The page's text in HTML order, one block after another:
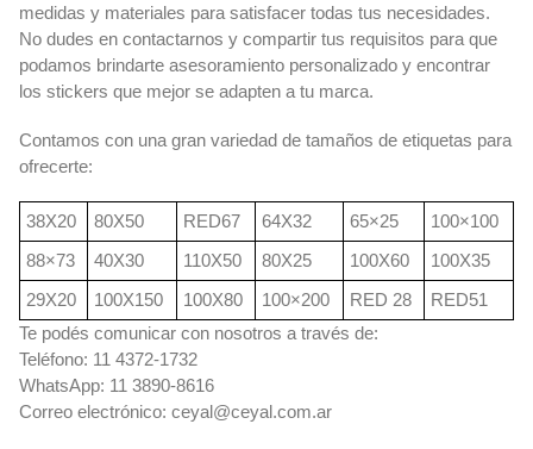
medidas y materiales para satisfacer todas tus necesidades.
No dudes en contactarnos y compartir tus requisitos para que
podamos brindarte asesoramiento personalizado y encontrar
los stickers que mejor se adapten a tu marca.
Contamos con una gran variedad de tamaños de etiquetas para
ofrecerte:
38X20 80X50 RED67 64X32 65×25
100×100
88×73
40X30 110X50 80X25 100X60
100X35
29X20
100X150 100X80 100×200 RED 28
RED51
Te podés comunicar con nosotros a través de:
Teléfono: 11 4372-1732
WhatsApp: 11 3890-8616
Correo electrónico: ceyal@ceyal.com.ar